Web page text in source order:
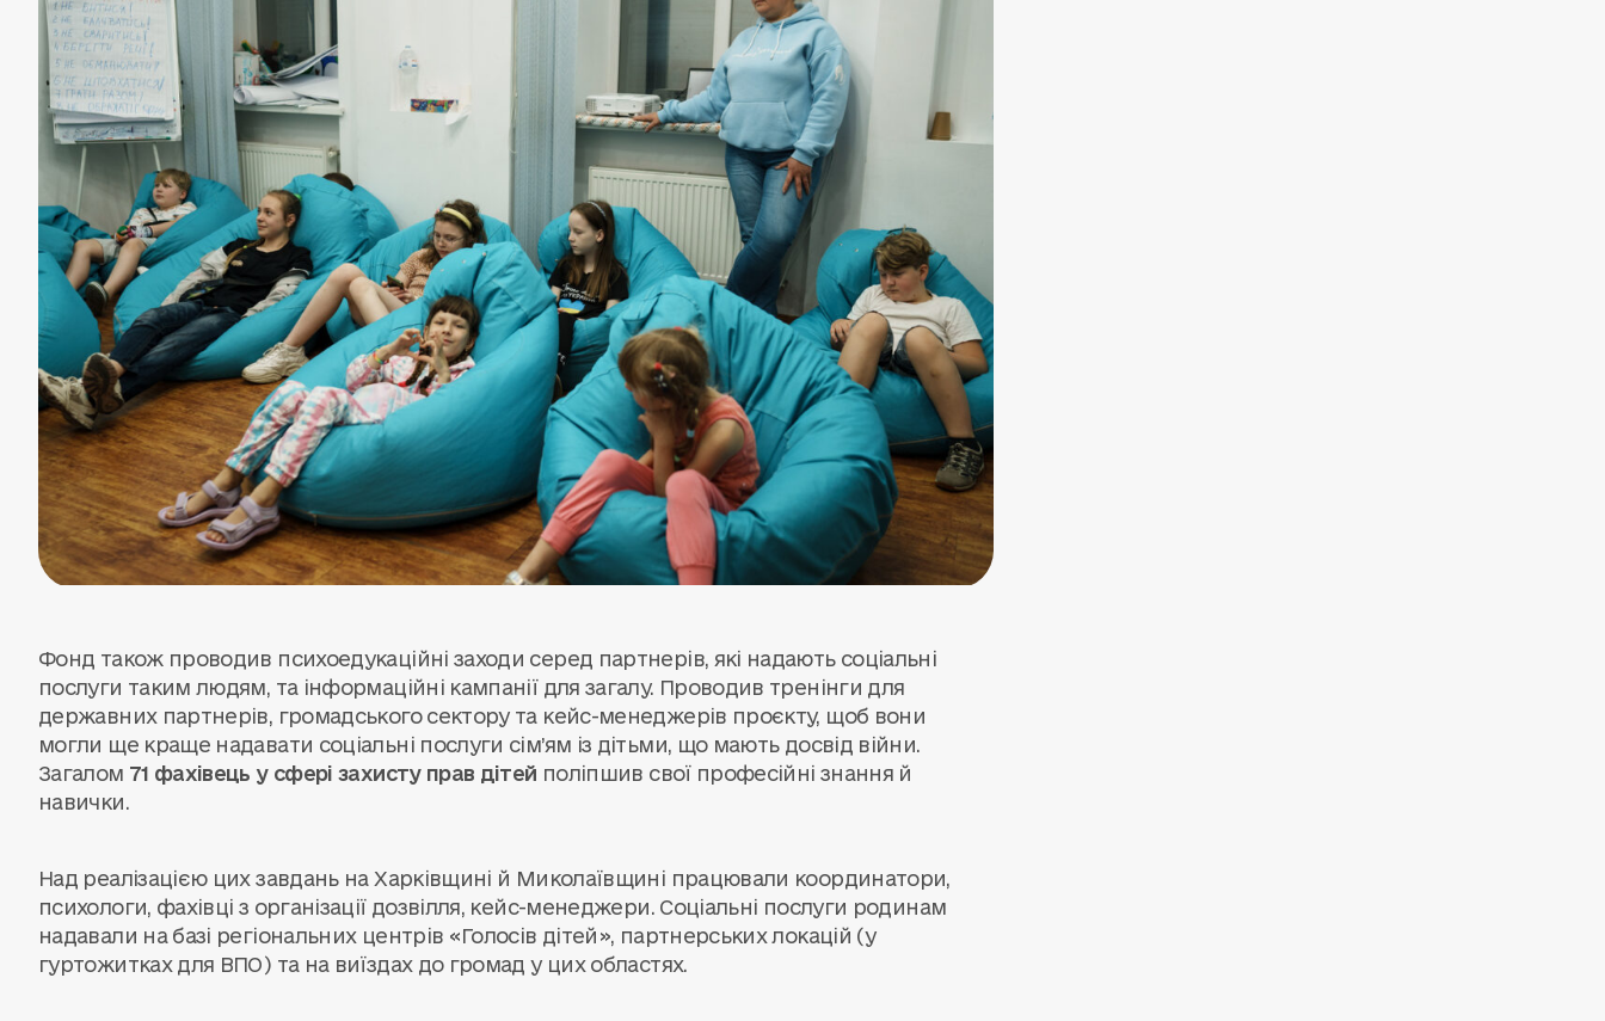
Фонд також проводив психоедукаційні заходи серед партнерів, які надають соціальні
послуги таким людям, та інформаційні кампанії для загалу. Проводив тренінги для
державних партнерів, громадського сектору та кейс-менеджерів проєкту, щоб вони
могли ще краще надавати соціальні послуги сім’ям із дітьми, що мають досвід війни.
Загалом 71 фахівець у сфері захисту прав дітей поліпшив свої професійні знання й
навички.
Над реалізацією цих завдань на Харківщині й Миколаївщині працювали координатори,
психологи, фахівці з організації дозвілля, кейс-менеджери. Соціальні послуги родинам
надавали на базі регіональних центрів «Голосів дітей», партнерських локацій (у
гуртожитках для ВПО) та на виїздах до громад у цих областях.